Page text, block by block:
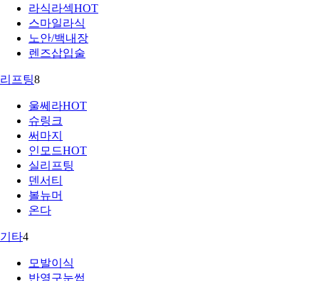
라식라섹HOT
스마일라식
노안/백내장
렌즈삽입술
리프팅8
울쎄라HOT
슈링크
써마지
인모드HOT
실리프팅
덴서티
볼뉴머
온다
기타4
모발이식
반영구눈썹